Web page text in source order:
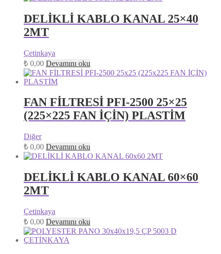
DELİKLİ KABLO KANAL 25×40
2MT
Çetinkaya
₺ 0,00 Devamını oku
FAN FİLTRESİ PFI-2500 25×25
(225×225 FAN İÇİN) PLASTİM
Diğer
₺ 0,00 Devamını oku
DELİKLİ KABLO KANAL 60×60
2MT
Çetinkaya
₺ 0,00 Devamını oku